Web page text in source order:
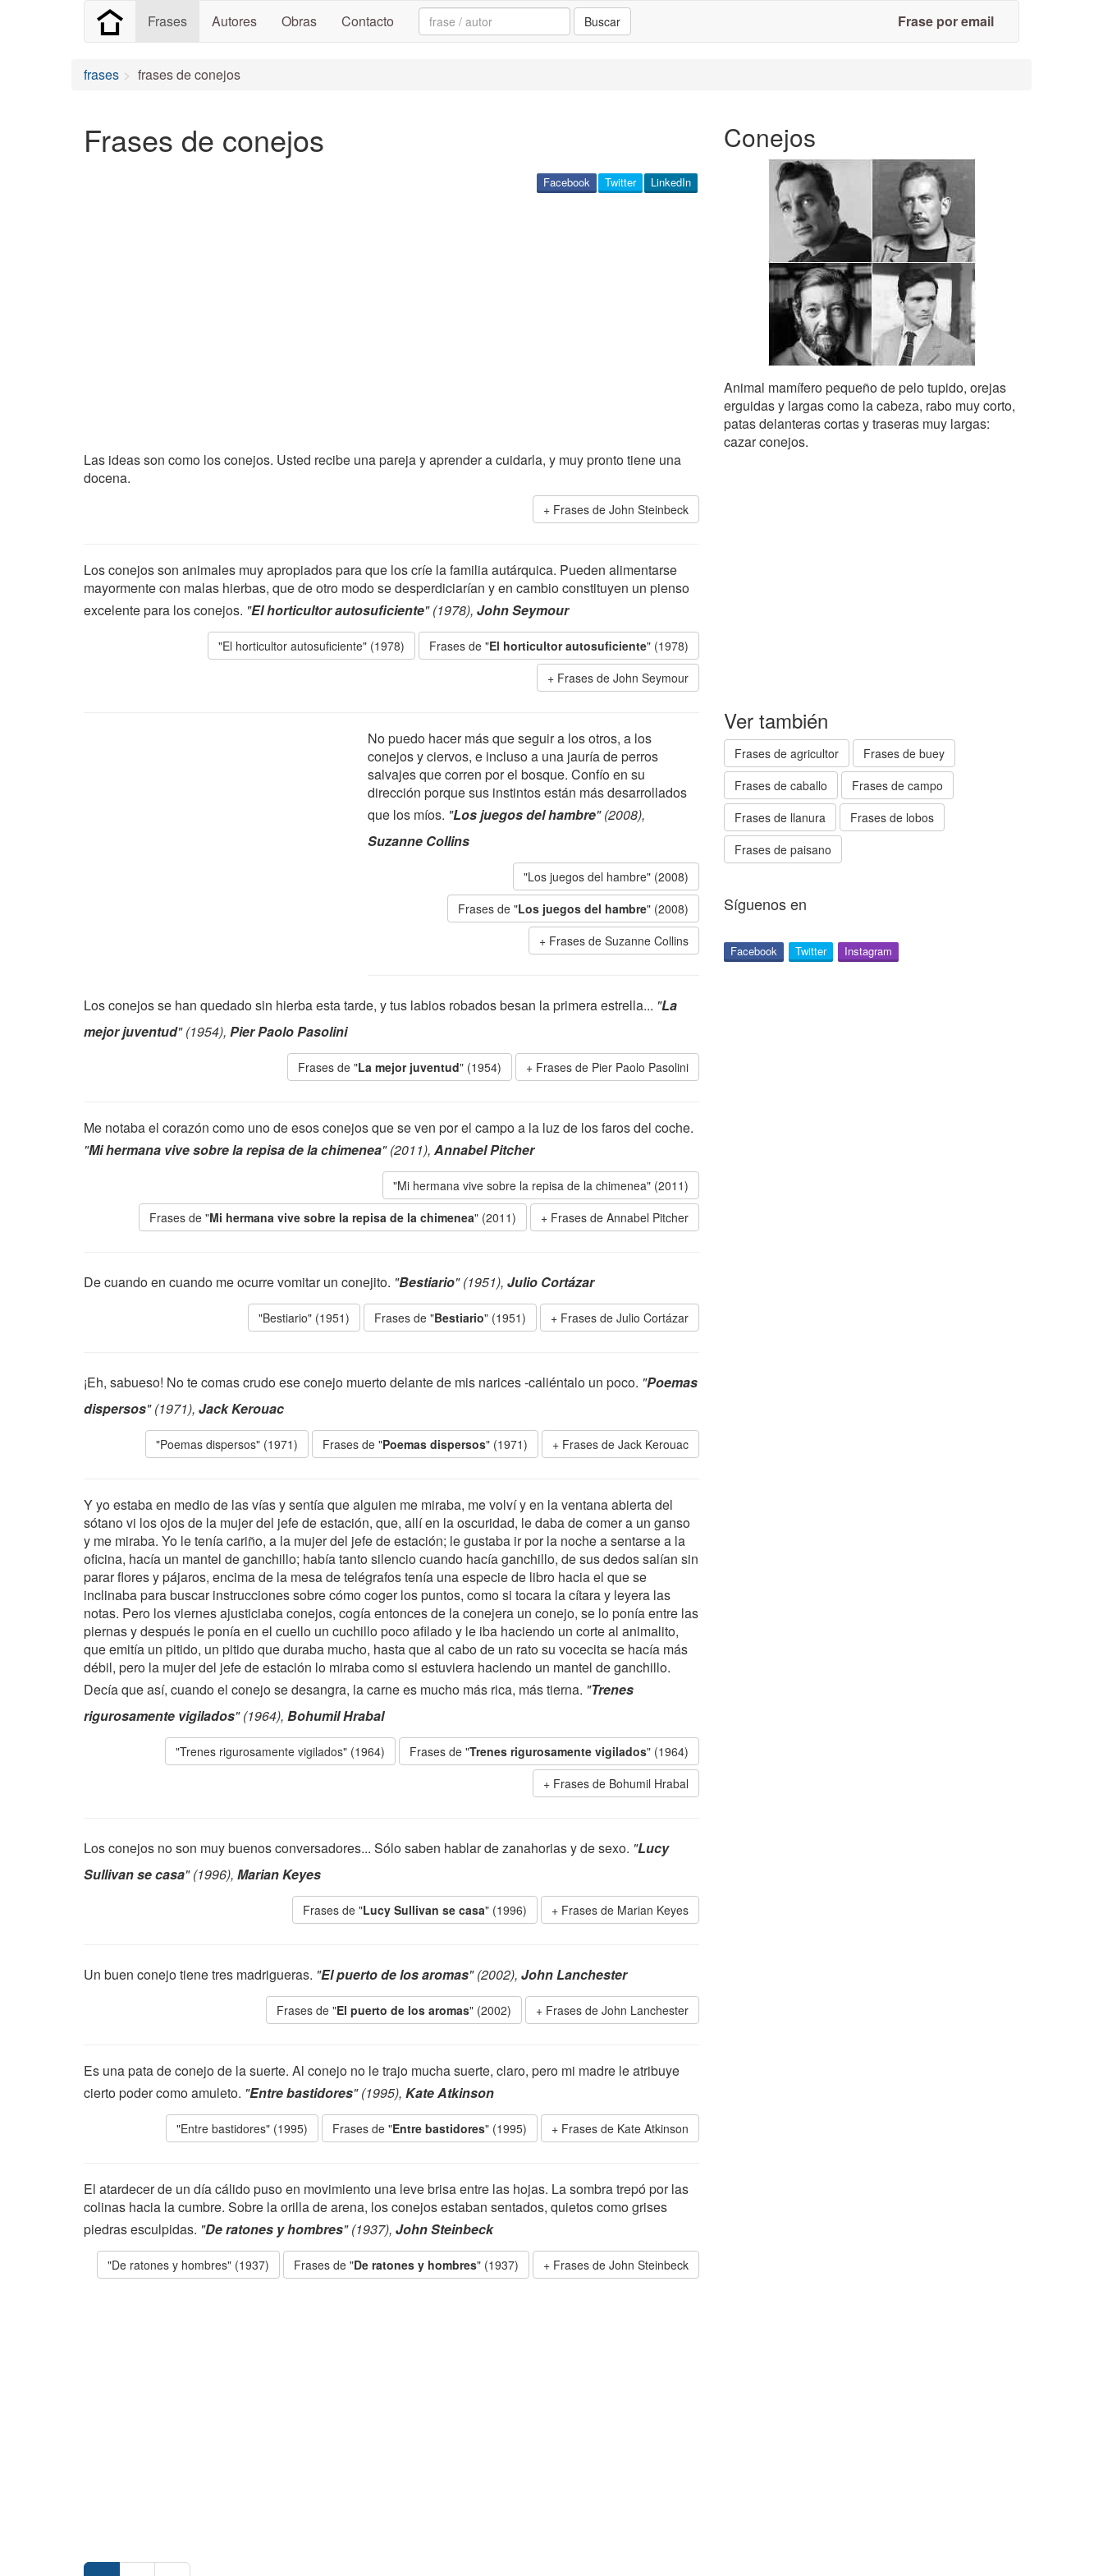
Frases Autores Obras Contacto Search: Buscar Frase por email
frases frases de conejos
Frases de conejos
LinkedIn
Twitter
Facebook
Las ideas son como los conejos. Usted recibe una pareja y aprender a cuidarla, y muy pronto tiene una
docena.
Frases de John Steinbeck
Los conejos son animales muy apropiados para que los críe la familia autárquica. Pueden alimentarse
mayormente con malas hierbas, que de otro modo se desperdiciarían y en cambio constituyen un pienso
excelente para los conejos. "El horticultor autosuficiente" (1978), John Seymour
"El horticultor autosuficiente" (1978) Frases de "El horticultor autosuficiente" (1978)
Frases de John Seymour
No puedo hacer más que seguir a los otros, a los
conejos y ciervos, e incluso a una jauría de perros
salvajes que corren por el bosque. Confío en su
dirección porque sus instintos están más desarrollados
que los míos. "Los juegos del hambre" (2008),
Suzanne Collins
"Los juegos del hambre" (2008)
Frases de "Los juegos del hambre" (2008)
Frases de Suzanne Collins
Los conejos se han quedado sin hierba esta tarde, y tus labios robados besan la primera estrella... "La
mejor juventud" (1954), Pier Paolo Pasolini
Frases de "La mejor juventud" (1954) Frases de Pier Paolo Pasolini
Me notaba el corazón como uno de esos conejos que se ven por el campo a la luz de los faros del coche.
"Mi hermana vive sobre la repisa de la chimenea" (2011), Annabel Pitcher
"Mi hermana vive sobre la repisa de la chimenea" (2011)
Frases de "Mi hermana vive sobre la repisa de la chimenea" (2011) Frases de Annabel Pitcher
De cuando en cuando me ocurre vomitar un conejito. "Bestiario" (1951), Julio Cortázar
"Bestiario" (1951) Frases de "Bestiario" (1951) Frases de Julio Cortázar
¡Eh, sabueso! No te comas crudo ese conejo muerto delante de mis narices -caliéntalo un poco. "Poemas
dispersos" (1971), Jack Kerouac
"Poemas dispersos" (1971) Frases de "Poemas dispersos" (1971) Frases de Jack Kerouac
Y yo estaba en medio de las vías y sentía que alguien me miraba, me volví y en la ventana abierta del
sótano vi los ojos de la mujer del jefe de estación, que, allí en la oscuridad, le daba de comer a un ganso
y me miraba. Yo le tenía cariño, a la mujer del jefe de estación; le gustaba ir por la noche a sentarse a la
oficina, hacía un mantel de ganchillo; había tanto silencio cuando hacía ganchillo, de sus dedos salían sin
parar flores y pájaros, encima de la mesa de telégrafos tenía una especie de libro hacia el que se
inclinaba para buscar instrucciones sobre cómo coger los puntos, como si tocara la cítara y leyera las
notas. Pero los viernes ajusticiaba conejos, cogía entonces de la conejera un conejo, se lo ponía entre las
piernas y después le ponía en el cuello un cuchillo poco afilado y le iba haciendo un corte al animalito,
que emitía un pitido, un pitido que duraba mucho, hasta que al cabo de un rato su vocecita se hacía más
débil, pero la mujer del jefe de estación lo miraba como si estuviera haciendo un mantel de ganchillo.
Decía que así, cuando el conejo se desangra, la carne es mucho más rica, más tierna. "Trenes
rigurosamente vigilados" (1964), Bohumil Hrabal
"Trenes rigurosamente vigilados" (1964) Frases de "Trenes rigurosamente vigilados" (1964)
Frases de Bohumil Hrabal
Los conejos no son muy buenos conversadores... Sólo saben hablar de zanahorias y de sexo. "Lucy
Sullivan se casa" (1996), Marian Keyes
Frases de "Lucy Sullivan se casa" (1996) Frases de Marian Keyes
Un buen conejo tiene tres madrigueras. "El puerto de los aromas" (2002), John Lanchester
Frases de "El puerto de los aromas" (2002) Frases de John Lanchester
Es una pata de conejo de la suerte. Al conejo no le trajo mucha suerte, claro, pero mi madre le atribuye
cierto poder como amuleto. "Entre bastidores" (1995), Kate Atkinson
"Entre bastidores" (1995) Frases de "Entre bastidores" (1995) Frases de Kate Atkinson
El atardecer de un día cálido puso en movimiento una leve brisa entre las hojas. La sombra trepó por las
colinas hacia la cumbre. Sobre la orilla de arena, los conejos estaban sentados, quietos como grises
piedras esculpidas. "De ratones y hombres" (1937), John Steinbeck
"De ratones y hombres" (1937) Frases de "De ratones y hombres" (1937) Frases de John Steinbeck
Conejos
Animal mamífero pequeño de pelo tupido, orejas
erguidas y largas como la cabeza, rabo muy corto,
patas delanteras cortas y traseras muy largas:
cazar conejos.
Ver también
Frases de agricultor
Frases de buey
Frases de caballo
Frases de campo
Frases de llanura
Frases de lobos
Frases de paisano
Síguenos en
Facebook Twitter Instagram